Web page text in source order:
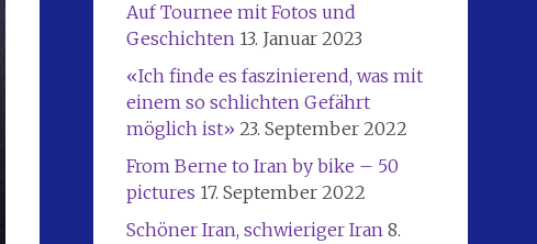
Auf Tournee mit Fotos und
Geschichten 13. Januar 2023
«Ich finde es faszinierend, was mit
einem so schlichten Gefährt
möglich ist» 23. September 2022
From Berne to Iran by bike – 50
pictures 17. September 2022
Schöner Iran, schwieriger Iran 8.